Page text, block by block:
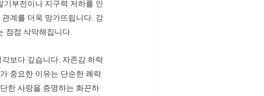
부전이나 지구력 저하를 인
계를 더욱 망가뜨립니다. 강
점점 삭막해집니다.
보다 깊습니다. 자존감 하락
중요한 이유는 단순한 쾌락
한 사랑을 증명하는 화끈하